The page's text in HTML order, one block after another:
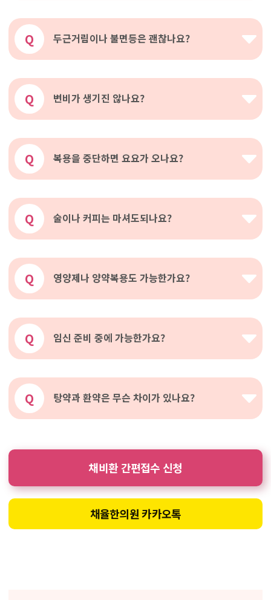
Q 두근거림이나 불면등은 괜찮나요?
Q 변비가 생기진 않나요?
Q 복용을 중단하면 요요가 오나요?
Q 술이나 커피는 마셔도되나요?
Q 영양제나 양약복용도 가능한가요?
Q 임신 준비 중에 가능한가요?
Q 탕약과 환약은 무슨 차이가 있나요?
채비환 간편접수 신청
채율한의원 카카오톡